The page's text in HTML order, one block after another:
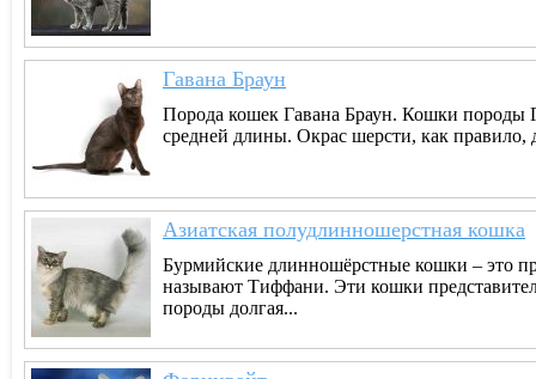
Гавана Браун
Порода кошек Гавана Браун. Кошки породы
средней длины. Окрас шерсти, как правило,
Азиатская полудлинношерстная кошка
Бурмийские длинношёрстные кошки – это
называют Тиффани. Эти кошки
породы долгая...